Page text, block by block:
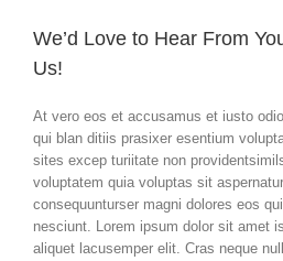
We’d Love to Hear From
Us!
At vero eos et accusamus et iusto
qui blan ditiis prasixer esentium
sites excep turiitate non
voluptatem quia voluptas sit
consequunturser magni dolores eos
nesciunt. Lorem ipsum dolor sit amet
aliquet lacusemper elit. Cras neque